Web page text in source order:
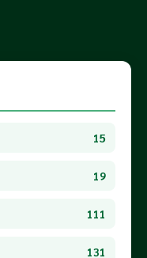
15
19
111
131